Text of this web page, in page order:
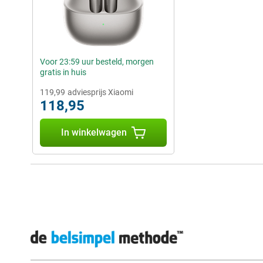
Voor 23:59 uur besteld, morgen
gratis in huis
119,99 adviesprijs Xiaomi
118,95
In winkelwagen